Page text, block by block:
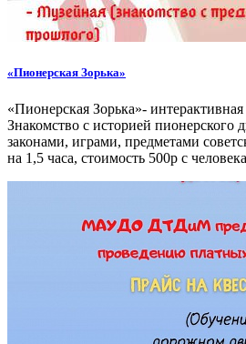
«Пионерская Зорька»
«Пионерская Зорька»- интерактивная
Знакомство с историей пионерского
законами, играми, предметами
на 1,5 часа, стоимость 500р с